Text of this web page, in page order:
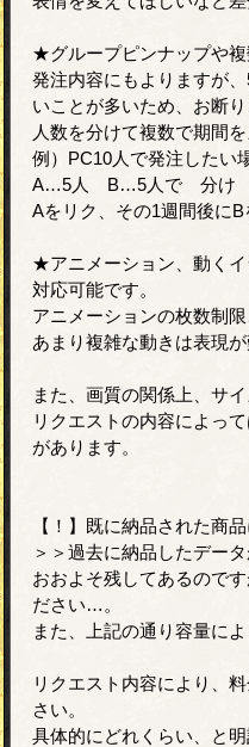
★グループピンナップや
発注内容にもよりますが
いことが多いため、お断
人数を分けて複数で期間
例）PC10人で発注したい
A…5人 B…5人で 分け
Aをリク、その1週間後に
★アニメーション、動く
対応可能です。
アニメーションの枚数制
あまり複雑な動きは表現
また、画質の関係上、サ
リクエストの内容によっ
があります。
【！】既に納品された商
＞＞過去に納品したデー
おおよそ残してあるので
ださい…。
また、上記の通り容量に
リクエスト内容により、
さい。
具体的にどれくらい、と